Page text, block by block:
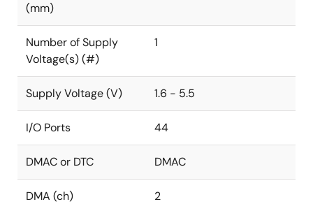
(mm)
Number of Supply
Voltage(s) (#)
1
Supply Voltage (V) 1.6 - 5.5
I/O Ports 44
DMAC or DTC DMAC
DMA (ch) 2